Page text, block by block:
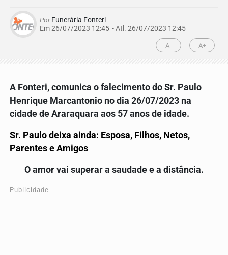
PorFunerária Fonteri
Em 26/07/2023 12:45 - Atl. 26/07/2023 12:45
A- A+
A Fonteri, comunica o falecimento do Sr. Paulo
Henrique Marcantonio no dia 26/07/2023 na
cidade de Araraquara aos 57 anos de idade.
Sr. Paulo deixa ainda: Esposa, Filhos, Netos,
Parentes e Amigos
O amor vai superar a saudade e a distância.
Publicidade